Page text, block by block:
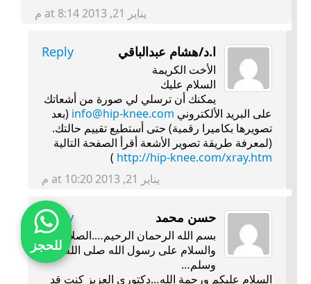
يناير 21, 2013 at 8:14 م
ا.د/هشام عبدالباقي Reply
الأخت الكريمة
السلام عليك
يمكنك أن ترسلي لي صورة من أشعاتك
على البريد الألكتروني info@hip-knee.com (بعد
تصويرها بكاميرا رقمية) حتى أستطيع تقييم حالتك.
(لمعرفة طريقة تصوير الأشعة أقرأ الصفحة التالية
http://hip-knee.com/xray.htm
)
يناير 21, 2013 at 10:20 م
حسن محمد Reply
بسم الله الرحمان الرحيم….الصلاة
والسلام على رسول الله صلى الله عليه
وسلم…
السلام عليكم ورحمة الله…دكتوري العزيز كنت قد
للحجز